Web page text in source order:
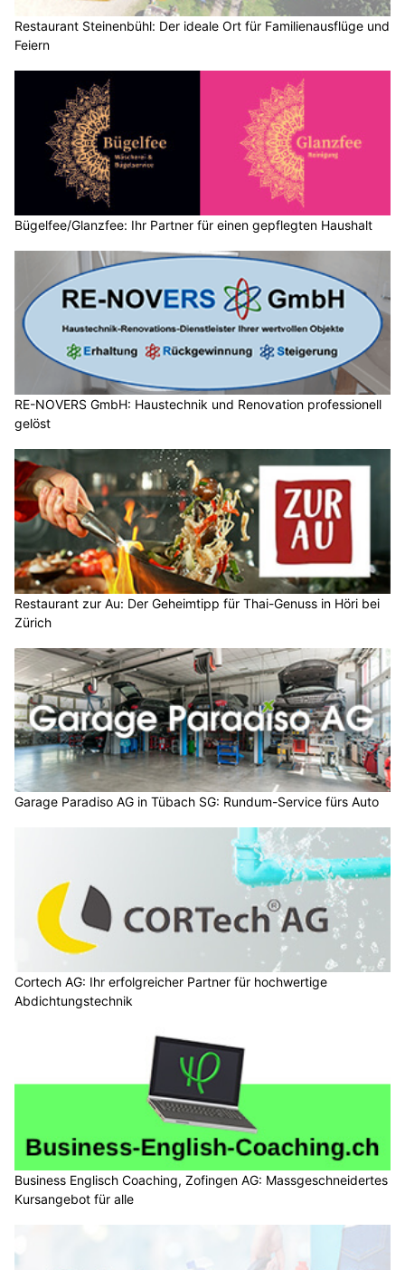
Restaurant Steinenbühl: Der ideale Ort für Familienausflüge und
Feiern
Bügelfee/Glanzfee: Ihr Partner für einen gepflegten Haushalt
RE-NOVERS GmbH: Haustechnik und Renovation professionell
gelöst
Restaurant zur Au: Der Geheimtipp für Thai-Genuss in Höri bei
Zürich
Garage Paradiso AG in Tübach SG: Rundum-Service fürs Auto
Cortech AG: Ihr erfolgreicher Partner für hochwertige
Abdichtungstechnik
Business Englisch Coaching, Zofingen AG: Massgeschneidertes
Kursangebot für alle